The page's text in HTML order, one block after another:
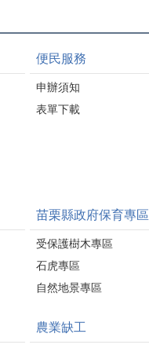
便民服務
申辦須知
表單下載
苗栗縣政府保育專區
受保護樹木專區
石虎專區
自然地景專區
農業缺工